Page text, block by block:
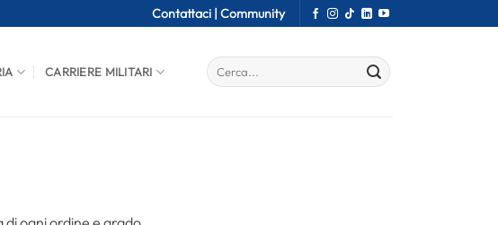
Contattaci | Community
CARRIERE MILITARI